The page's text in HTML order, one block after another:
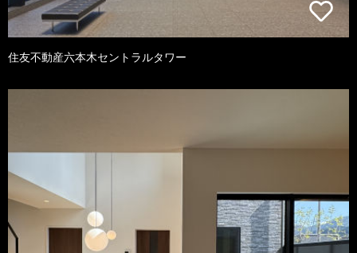
住友不動産六本木セントラルタワー